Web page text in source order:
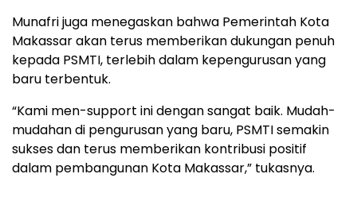
Munafri juga menegaskan bahwa Pemerintah Kota
Makassar akan terus memberikan dukungan penuh
kepada PSMTI, terlebih dalam kepengurusan yang
baru terbentuk.
“Kami men-support ini dengan sangat baik. Mudah-
mudahan di pengurusan yang baru, PSMTI semakin
sukses dan terus memberikan kontribusi positif
dalam pembangunan Kota Makassar,” tukasnya.